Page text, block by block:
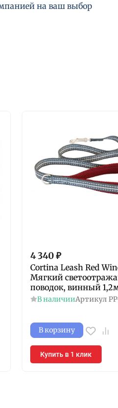
на ваш выбор
4 340 ₽
Cortina Leash Red
Мягкий
поводок, винный
В наличииАртикул
В корзину
Купить в 1 клик